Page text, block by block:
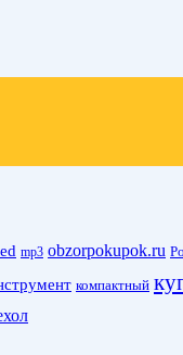
mp3 obzorpokupok.ru
компактный